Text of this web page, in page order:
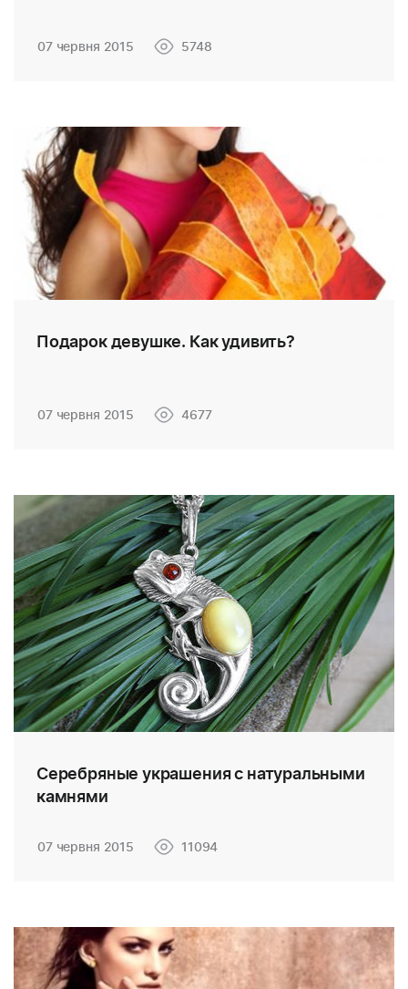
07 червня 2015 5748
Подарок девушке. Как удивить?
07 червня 2015 4677
Серебряные украшения с натуральными
камнями
07 червня 2015 11094